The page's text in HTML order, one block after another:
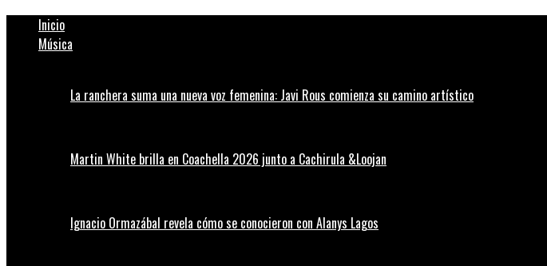
Inicio
Música
La ranchera suma una nueva voz femenina: Javi Rous comienza su camino artístico
Martin White brilla en Coachella 2026 junto a Cachirula &Loojan
Ignacio Ormazábal revela cómo se conocieron con Alanys Lagos